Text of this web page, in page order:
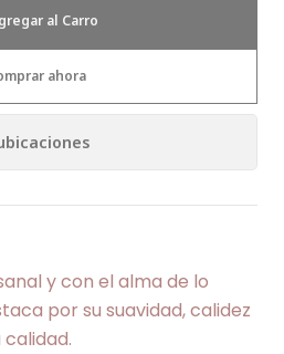
al Carro
ahora
y con el alma de lo
por su suavidad, calidez